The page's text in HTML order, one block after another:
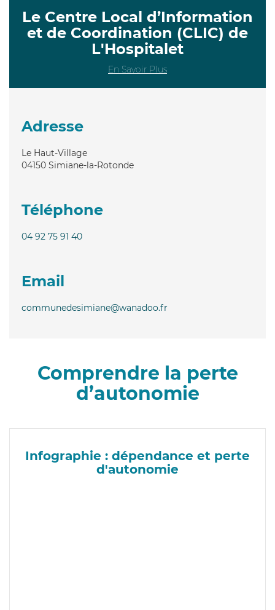
Le Centre Local d’Information
et de Coordination (CLIC) de
L'Hospitalet
En Savoir Plus
Adresse
Le Haut-Village
04150 Simiane-la-Rotonde
Téléphone
04 92 75 91 40
Email
communedesimiane@wanadoo.fr
Comprendre la perte
d’autonomie
Infographie : dépendance et perte
d'autonomie